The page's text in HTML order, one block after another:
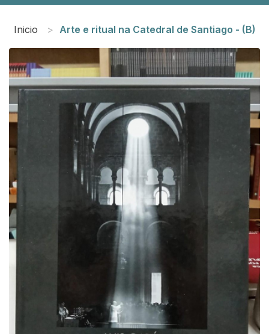
Inicio Arte e ritual na Catedral de Santiago - (B)